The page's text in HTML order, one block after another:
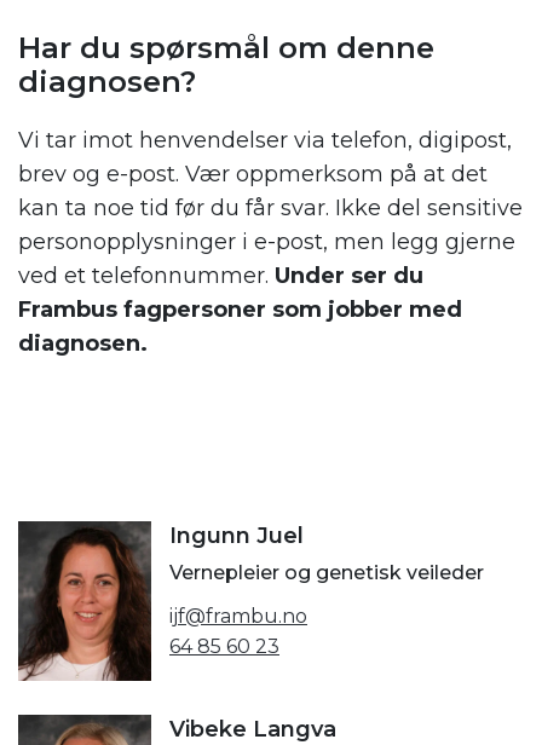
Har du spørsmål om denne
diagnosen?
Vi tar imot henvendelser via telefon, digipost,
brev og e-post. Vær oppmerksom på at det
kan ta noe tid før du får svar. Ikke del sensitive
personopplysninger i e-post, men legg gjerne
ved et telefonnummer. Under ser du
Frambus fagpersoner som jobber med
diagnosen.
Ingunn Juel
Vernepleier og genetisk veileder
ijf@frambu.no
64 85 60 23
Vibeke Langva